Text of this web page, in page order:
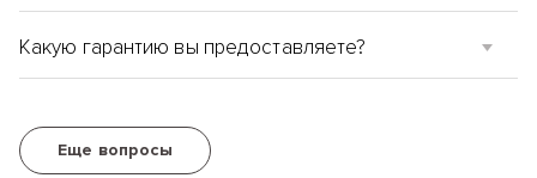
Какую гарантию вы предоставляете?
Еще вопросы